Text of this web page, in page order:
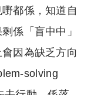
都係，知道自
係「盲中中」
因為缺乏方向
solving